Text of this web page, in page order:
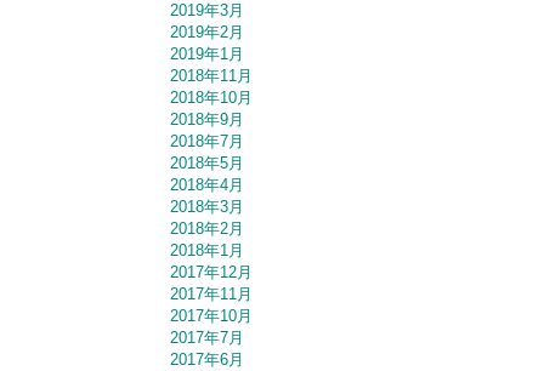
2019年3月
2019年2月
2019年1月
2018年11月
2018年10月
2018年9月
2018年7月
2018年5月
2018年4月
2018年3月
2018年2月
2018年1月
2017年12月
2017年11月
2017年10月
2017年7月
2017年6月